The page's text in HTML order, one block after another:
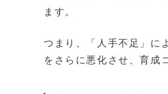
ます。
つまり、「人手不足」に
をさらに悪化させ、育成